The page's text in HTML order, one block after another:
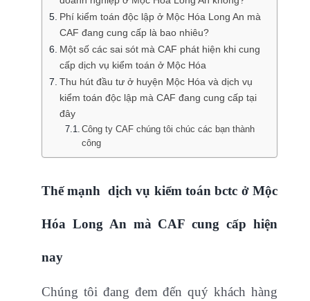
Phí kiểm toán độc lập ở Mộc Hóa Long An mà
CAF đang cung cấp là bao nhiêu?
Một số các sai sót mà CAF phát hiện khi cung
cấp dịch vụ kiểm toán ở Mộc Hóa
Thu hút đầu tư ở huyện Mộc Hóa và dịch vụ
kiểm toán độc lập mà CAF đang cung cấp tại
đây
Công ty CAF chúng tôi chúc các bạn thành
công
Thế mạnh dịch vụ kiểm toán bctc ở Mộc
Hóa Long An mà CAF cung cấp hiện
nay
Chúng tôi đang đem đến quý khách hàng